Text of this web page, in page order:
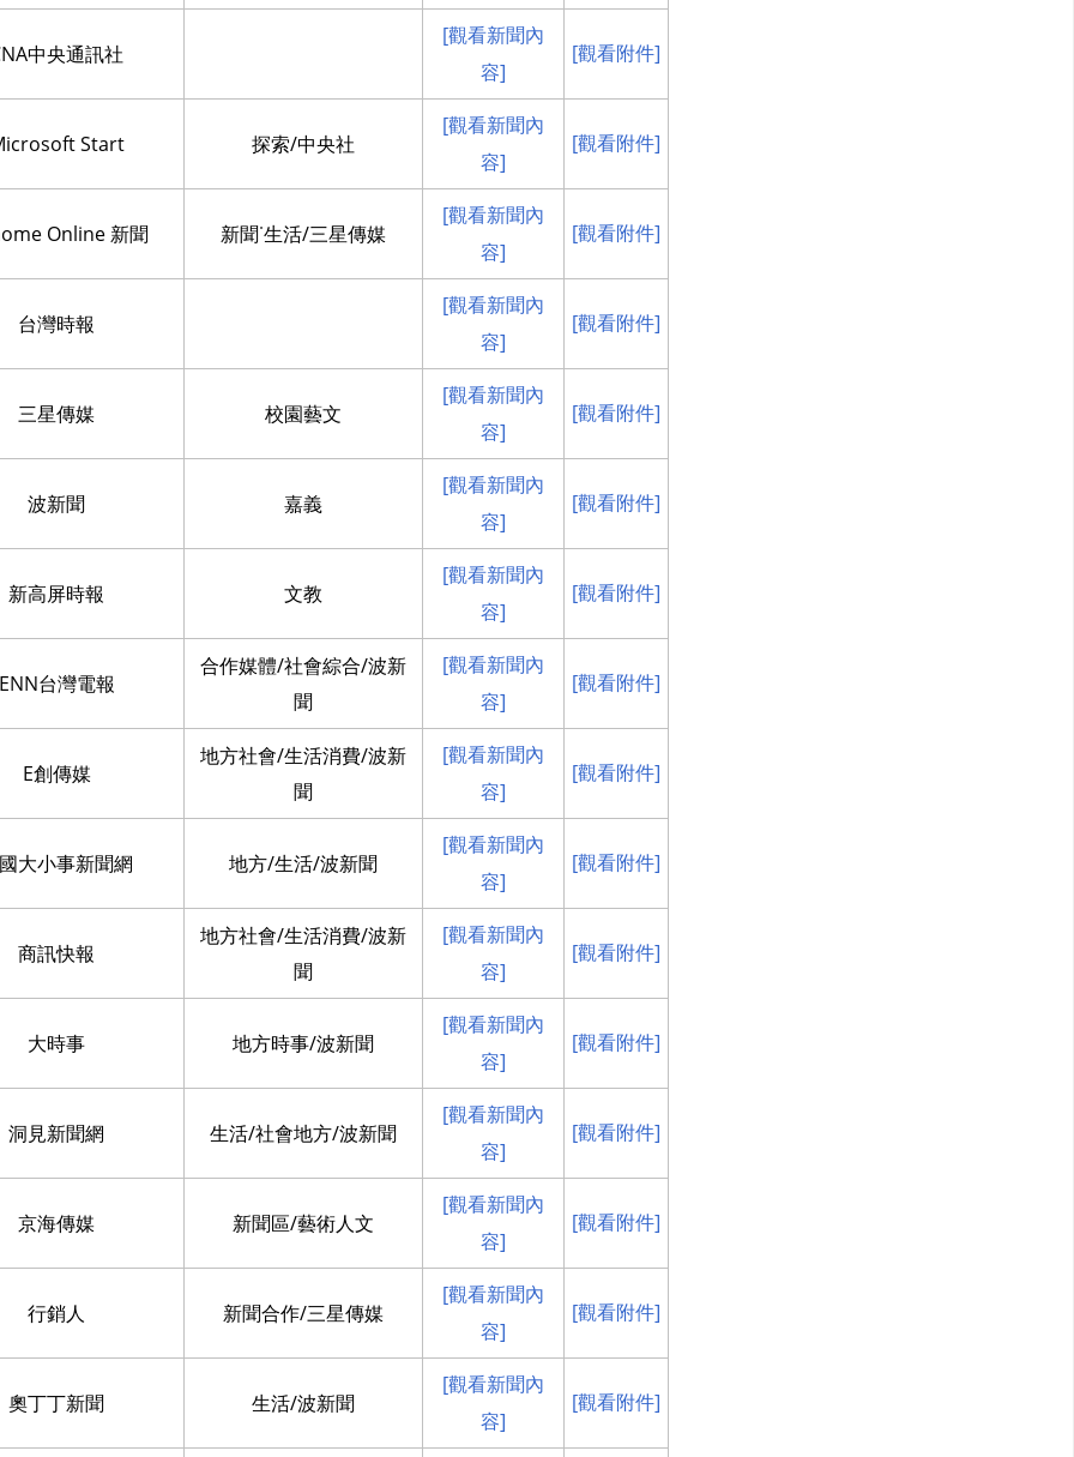
中央通訊社
[觀看新聞內
容]
[觀看附件]
Start 探索/中央社
[觀看新聞內
容]
[觀看附件]
Online 新聞 新聞˙生活/三星傳媒
[觀看新聞內
容]
[觀看附件]
台灣時報
[觀看新聞內
容]
[觀看附件]
三星傳媒 校園藝文
[觀看新聞內
容]
[觀看附件]
波新聞 嘉義
[觀看新聞內
容]
[觀看附件]
新高屏時報 文教
[觀看新聞內
容]
[觀看附件]
ENN台灣電報
合作媒體/社會綜合/波新
聞
[觀看新聞內
容]
[觀看附件]
E創傳媒
地方社會/生活消費/波新
聞
[觀看新聞內
容]
[觀看附件]
大小事新聞網 地方/生活/波新聞
[觀看新聞內
容]
[觀看附件]
商訊快報
地方社會/生活消費/波新
聞
[觀看新聞內
容]
[觀看附件]
大時事 地方時事/波新聞
[觀看新聞內
容]
[觀看附件]
洞見新聞網 生活/社會地方/波新聞
[觀看新聞內
容]
[觀看附件]
京海傳媒 新聞區/藝術人文
[觀看新聞內
容]
[觀看附件]
行銷人 新聞合作/三星傳媒
[觀看新聞內
容]
[觀看附件]
奧丁丁新聞 生活/波新聞
[觀看新聞內
容]
[觀看附件]